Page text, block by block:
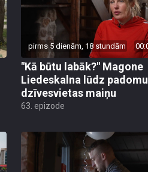
pirms 5 dienām, 18 stundām
"Kā būtu labāk?" Magone
Liedeskalna lūdz
dzīvesvietas maiņu
63. epizode